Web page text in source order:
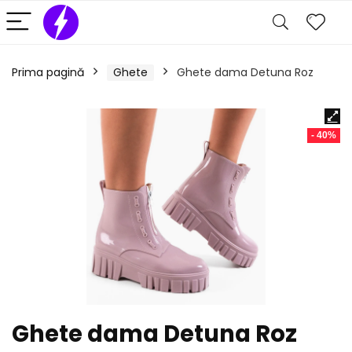
Prima pagină Ghete Ghete dama Detuna Roz
- 40%
Ghete dama Detuna Roz